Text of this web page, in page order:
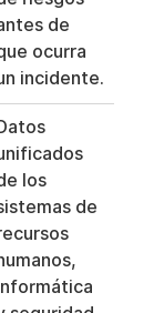
de
ocurra
incidente.
los
de